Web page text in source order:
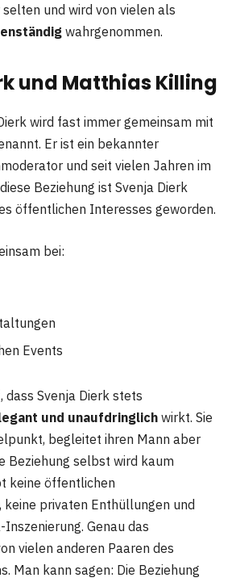
und wird von vielen als
wahrgenommen.
und Matthias Killing
wird fast immer gemeinsam mit
Er ist ein bekannter
und seit vielen Jahren im
Beziehung ist Svenja Dierk
öffentlichen Interesses geworden.
bei:
Events
Svenja Dierk stets
und unaufdringlich wirkt. Sie
begleitet ihren Mann aber
Beziehung selbst wird kaum
keine öffentlichen
keine privaten Enthüllungen und
Genau das
vielen anderen Paaren des
Man kann sagen: Die Beziehung